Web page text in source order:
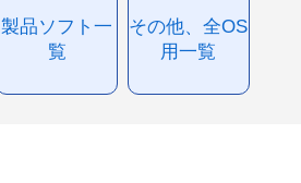
製品ソフト一
覧
その他、全OS
用一覧